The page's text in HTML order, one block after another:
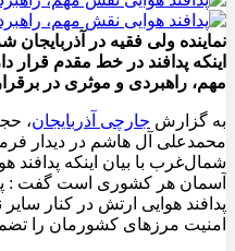
نماینده ولی فقیه در آذربایجان
اینکه پدافند در خط مقدم قرار
مهم، راهبردی و موثری در
به گزارش جارچی آذربایجان،
محمدعلی آل هاشم در دیدار
شمال‌غرب با بیان اینکه پدافند
آسمان هر کشوری است گفت :
پدافند هوایی ارتش در کنار
امنیت مرزهای کشورمان را